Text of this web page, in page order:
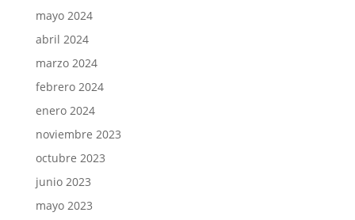
mayo 2024
abril 2024
marzo 2024
febrero 2024
enero 2024
noviembre 2023
octubre 2023
junio 2023
mayo 2023